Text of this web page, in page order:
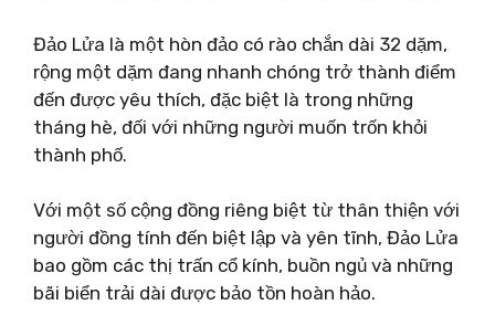
Đảo Lửa là một hòn đảo có rào chắn dài 32 dặm,
rộng một dặm đang nhanh chóng trở thành điểm
đến được yêu thích, đặc biệt là trong những
tháng hè, đối với những người muốn trốn khỏi
thành phố.
Với một số cộng đồng riêng biệt từ thân thiện với
người đồng tính đến biệt lập và yên tĩnh, Đảo Lửa
bao gồm các thị trấn cổ kính, buồn ngủ và những
bãi biển trải dài được bảo tồn hoàn hảo.